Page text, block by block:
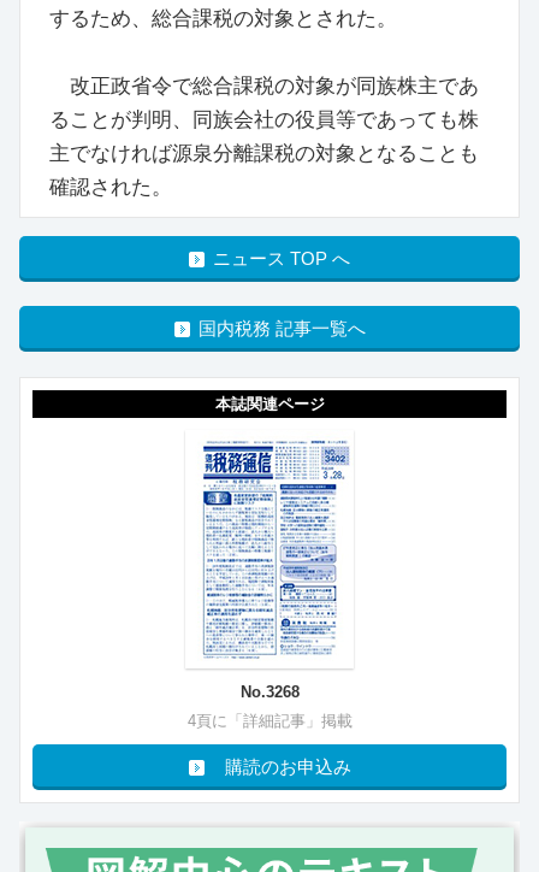
するため、総合課税の対象とされた。
改正政省令で総合課税の対象が同族株主であ
ることが判明、同族会社の役員等であっても株
主でなければ源泉分離課税の対象となることも
確認された。
ニュース TOP へ
国内税務 記事一覧へ
本誌関連ページ
No.3268
4頁に「詳細記事」掲載
購読のお申込み